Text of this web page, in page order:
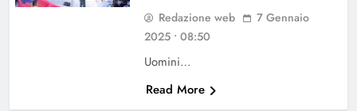
Redazione web
7 Gennaio
2025 • 08:50
Uomini…
Read More